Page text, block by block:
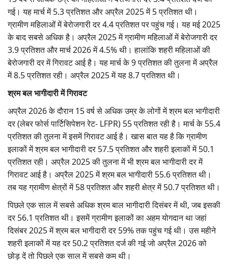
गई। यह मार्च में 5.3 प्रतिशत और अप्रैल 2025 में 5 प्रतिशत थी।
ग्रामीण महिलाओं में बेरोजगारी दर 4.4 प्रतिशत पर पहुंच गई। यह मई 2025
के बाद सबसे अधिक है। अप्रैल 2025 में ग्रामीण महिलाओं में बेरोजगारी दर
3.9 प्रतिशत और मार्च 2026 में 4.5% थी। हालांकि शहरी महिलाओं की
बेरोजगारी दर में गिरावट आई है। यह मार्च के 9 प्रतिशत की तुलना में अप्रैल
में 8.5 प्रतिशत रही। अप्रैल 2025 में यह 8.7 प्रतिशत थी।
श्रम बल भागीदारी में गिरावट
अप्रैल 2026 के दौरान 15 वर्ष से अधिक उम्र के लोगों में श्रम बल भागीदारी
दर (लेबर फोर्स पार्टिसिपेशन रेट- LFPR) 55 प्रतिशत रही है। मार्च के 55.4
प्रतिशत की तुलना में इसमें गिरावट आई है। खास बात यह है कि ग्रामीण
इलाकों में श्रम बल भागीदारी दर 57.5 प्रतिशत और शहरी इलाकों में 50.1
प्रतिशत रही। अप्रैल 2025 की तुलना में भी श्रम बल भागीदारी दर में
गिरावट आई है। अप्रैल 2025 में श्रम बल भागीदारी 55.6 प्रतिशत थी।
तब यह ग्रामीण क्षेत्रों में 58 प्रतिशत और शहरी क्षेत्र में 50.7 प्रतिशत थी।
पिछले एक साल में सबसे अधिक श्रम बाल भागीदारी दिसंबर में थी, जब इसकी
दर 56.1 प्रतिशत थी। इसमें ग्रामीण इलाकों का अहम योगदान था जहां
दिसंबर 2025 में श्रम बल भागीदारी दर 59% तक पहुंच गई थी। उस महीने
शहरी इलाकों में यह दर 50.2 प्रतिशत दर्ज की गई जो अप्रैल 2026 को
छोड़ दें तो पिछले एक साल में सबसे कम थी।